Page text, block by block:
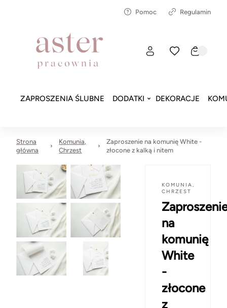
Pomoc Regulamin
ZAPROSZENIA ŚLUBNE DODATKI DEKORACJE
Strona
główna
Komunia,
Chrzest
Zaproszenie na komunię White -
złocone z kalką i nitem
KOMUNIA,
CHRZEST
na
komunię
White
-
złocone
z